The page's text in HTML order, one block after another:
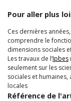
Pour aller plus
Ces dernières
comprendre le
dimensions sociales
Les travaux de l’Ipbes
seulement sur les
sociales et
locales
Référence de